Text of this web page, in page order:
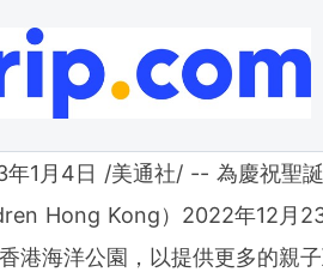
stribution industry since
tions to produce, distribute,
t across traditional, digital,
d's largest multi-channel
ies of organizations around
ds of clients from offices in
Asia-Pacific regions.
1月4日 /美通社/ -- 為慶祝聖
Hong Kong） 2022年12月
港海洋公園，以提供更多的親